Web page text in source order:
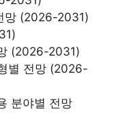
망 (2026-2031)
(2026-2031)
별 전망 (2026-
분야별 전망